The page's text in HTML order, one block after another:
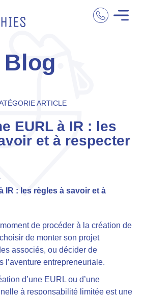
Blog
ARTICLE
EURL à IR : les
et à respecter
IR : les règles à savoir et à
de procéder à la création de
de monter son projet
associés, ou décider de
l’aventure entrepreneuriale.
d’une EURL ou d’une
à responsabilité limitée est une